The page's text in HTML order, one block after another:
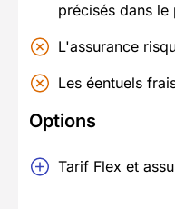
précisés dans le
L'assurance
Les éentuels
Options
Tarif Flex et